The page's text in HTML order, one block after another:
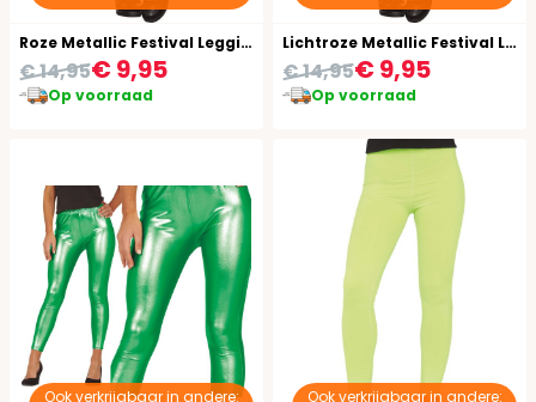
Roze Metallic Festival Legging
€ 9,95
€ 14,95
Op voorraad
Lichtroze Metallic Festival Legging
€ 9,95
€ 14,95
Op voorraad
Ook verkrijgbaar in andere: Ook verkrijgbaar in andere: